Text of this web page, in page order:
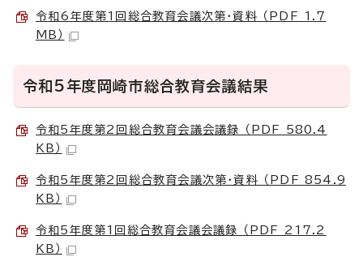
令和6年度第1回総合教育会議次第・資料 （PDF 1.7
MB）
令和5年度岡崎市総合教育会議結果
令和5年度第2回総合教育会議会議録 （PDF 580.4
KB）
令和5年度第2回総合教育会議次第・資料 （PDF 854.9
KB）
令和5年度第1回総合教育会議会議録 （PDF 217.2
KB）